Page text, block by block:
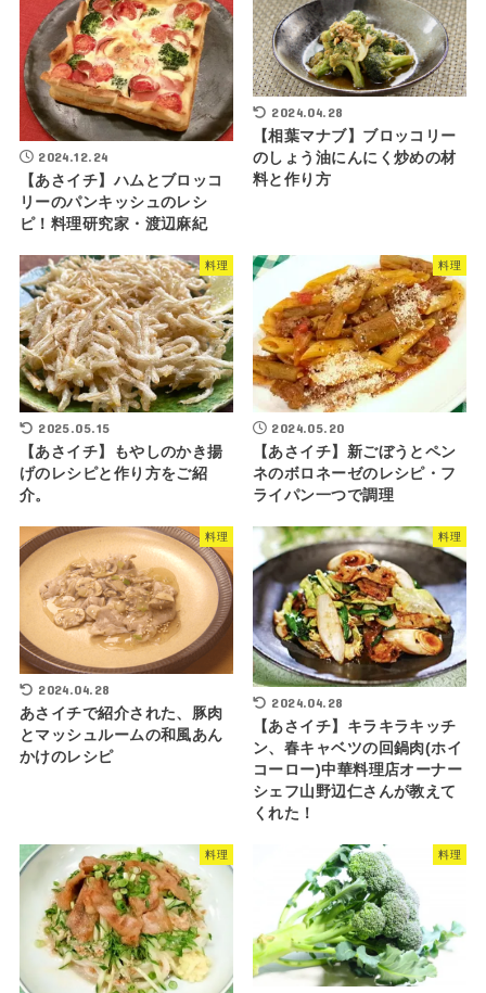
2024.12.24
【あさイチ】ハムとブロッコ
リーのパンキッシュのレシ
ピ！料理研究家・渡辺麻紀
2024.04.28
【相葉マナブ】ブロッコリー
のしょう油にんにく炒めの材
料と作り方
料理
2025.05.15
【あさイチ】もやしのかき揚
げのレシピと作り方をご紹
介。
料理
2024.05.20
【あさイチ】新ごぼうとペン
ネのボロネーゼのレシピ・フ
ライパン一つで調理
料理
2024.04.28
あさイチで紹介された、豚肉
とマッシュルームの和風あん
かけのレシピ
料理
2024.04.28
【あさイチ】キラキラキッチ
ン、春キャベツの回鍋肉(ホイ
コーロー)中華料理店オーナー
シェフ山野辺仁さんが教えて
くれた！
料理 料理